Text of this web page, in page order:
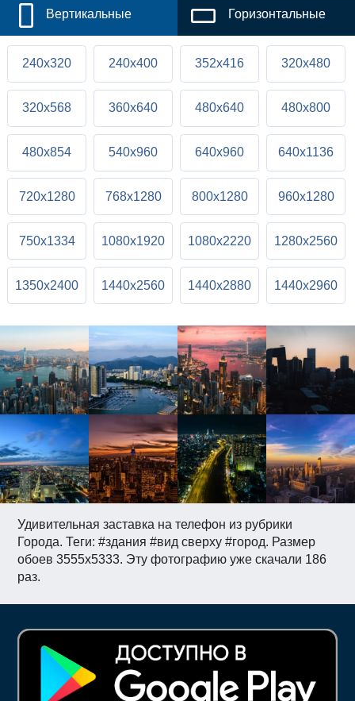
Удивительная заставка на телефон из рубрики
Города. Теги: #здания #вид сверху #город. Размер
обоев 3555x5333. Эту фотографию уже скачали 186
раз.
Вертикальные Горизонтальные
240x320 240x400 352x416 320x480
320x568 360x640 480x640 480x800
480x854 540x960 640x960 640x1136
720x1280 768x1280 800x1280 960x1280
750x1334 1080x1920 1080x2220 1280x2560
1350x2400 1440x2560 1440x2880 1440x2960